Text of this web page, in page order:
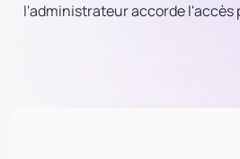
l'administrateur accorde l'accès